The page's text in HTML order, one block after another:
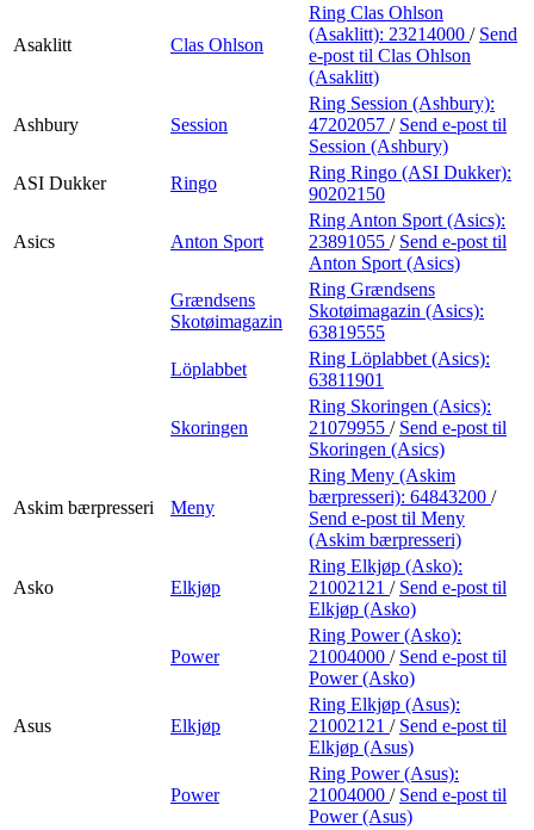
Asaklitt Clas Ohlson
Ring Clas Ohlson
(Asaklitt): 23214000 / Send
e-post til Clas Ohlson
(Asaklitt)
Ashbury Session
Ring Session (Ashbury):
47202057 / Send e-post til
Session (Ashbury)
ASI Dukker
Ringo
Ring Ringo (ASI Dukker):
90202150
Asics Anton Sport
Ring Anton Sport (Asics):
23891055 / Send e-post til
Anton Sport (Asics)
Grændsens
Skotøimagazin
Ring Grændsens
Skotøimagazin (Asics):
63819555
Löplabbet
Ring Löplabbet (Asics):
63811901
Skoringen
Ring Skoringen (Asics):
21079955 / Send e-post til
Skoringen (Asics)
Askim bærpresseri Meny
Ring Meny (Askim
bærpresseri): 64843200 /
Send e-post til Meny
(Askim bærpresseri)
Asko Elkjøp
Ring Elkjøp (Asko):
21002121 / Send e-post til
Elkjøp (Asko)
Power
Ring Power (Asko):
21004000 / Send e-post til
Power (Asko)
Asus Elkjøp
Ring Elkjøp (Asus):
21002121 / Send e-post til
Elkjøp (Asus)
Power
Ring Power (Asus):
21004000 / Send e-post til
Power (Asus)